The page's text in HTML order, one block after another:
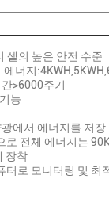
셀의 높은 안전 수준
너지
>6000주기
능
에서 에너지를 저장
로 전체 에너지는
장착
터로 모니터링 및 최